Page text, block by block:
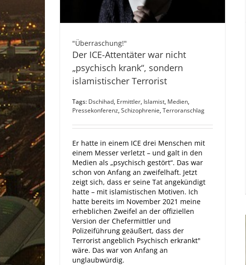
"Überraschung!"
Der ICE-Attentäter war nicht
„psychisch krank“, sondern
islamistischer Terrorist
Tags: Dschihad, Ermittler, Islamist, Medien,
Pressekonferenz,Schizophrenie,Terroranschlag
Er hatte in einem ICE drei Menschen mit
einem Messer verletzt – und galt in den
Medien als „psychisch gestört“. Das war
schon von Anfang an zweifelhaft. Jetzt
zeigt sich, dass er seine Tat angekündigt
hatte – mit islamistischen Motiven. Ich
hatte bereits im November 2021 meine
erheblichen Zweifel an der offiziellen
Version der Chefermittler und
Polizeiführung geäußert, dass der
Terrorist angeblich Psychisch erkrankt"
wäre. Das war von Anfang an
unglaubwürdig.